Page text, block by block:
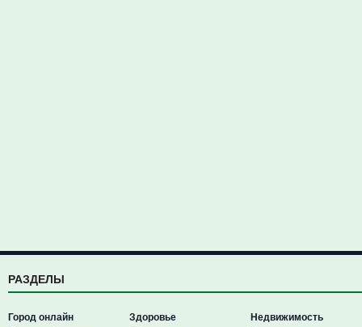
РАЗДЕЛЫ
Город онлайн
Здоровье
Недвижимость